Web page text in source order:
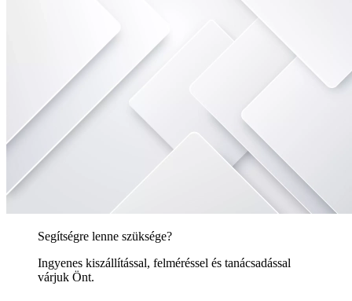
Segítségre lenne szüksége?
Ingyenes kiszállítással, felméréssel és tanácsadással
várjuk Önt.